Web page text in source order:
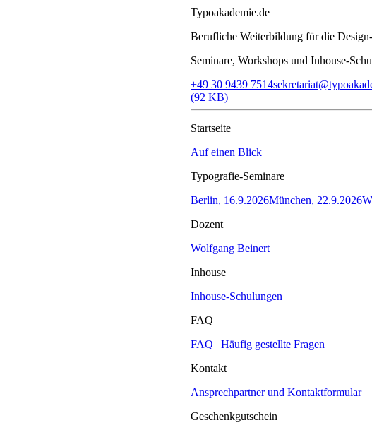
Typoakademie.de
Berufliche Weiterbildung für die
Seminare, Workshops und Inhouse-
+49 30 9439 7514
(92 KB)
Startseite
Auf einen Blick
Typografie-Seminare
Berlin, 16.9.2026München, 22.9.2026
Dozent
Wolfgang Beinert
Inhouse
Inhouse-Schulungen
FAQ
FAQ | Häufig gestellte Fragen
Kontakt
Ansprechpartner und Kontaktformular
Geschenkgutschein